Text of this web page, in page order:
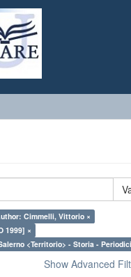
Cimmelli, Vittorio ×
1999] ×
<Territorio> - Storia -
Show Advanced